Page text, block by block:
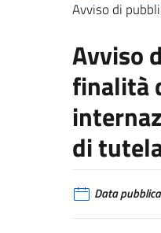
Avviso di
Avviso
finalità
di
Data